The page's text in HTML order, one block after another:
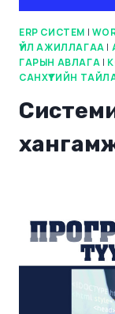
ERP СИСТЕМ |
ҮЙЛ АЖИЛЛАГАА |
ГАРЫН АВЛАГА |
САНХҮҮГИЙН